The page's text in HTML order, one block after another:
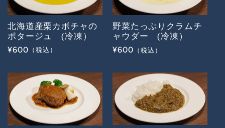
北海道産栗カボチャの
ポタージュ (冷凍）
通
価
格
¥600
野菜たっぷりクラムチ
ャウダー (冷凍）
通
価
格
¥600